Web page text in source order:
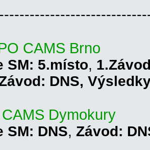
CAMS Brno
SM: 5.místo,
DNS, V
Dymokury
SM: DNS, Závod: